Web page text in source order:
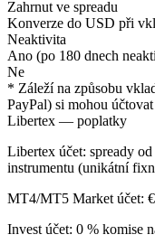
Zahrnut ve spreadu
Konverze do USD při
Neaktivita
Ano (po 180 dnech
Ne
* Záleží na způsobu
PayPal) si mohou
Libertex — poplatky
Libertex účet: spready
instrumentu (unikátní
MT4/MT5 Market účet:
Invest účet: 0 % komise